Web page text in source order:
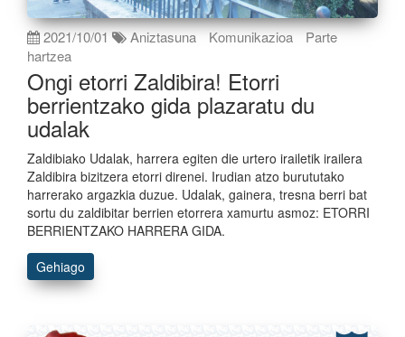
2021/10/01 Aniztasuna Komunikazioa
Parte
hartzea
Ongi etorri Zaldibira! Etorri
berrientzako gida plazaratu du
udalak
Zaldibiako Udalak, harrera egiten die urtero irailetik irailera
Zaldibira bizitzera etorri direnei. Irudian atzo burututako
harrerako argazkia duzue. Udalak, gainera, tresna berri bat
sortu du zaldibitar berrien etorrera xamurtu asmoz: ETORRI
BERRIENTZAKO HARRERA GIDA.
Gehiago